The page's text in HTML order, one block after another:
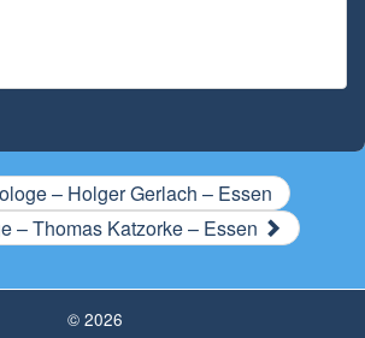
– Holger Gerlach – Essen
– Thomas Katzorke – Essen
© 2026